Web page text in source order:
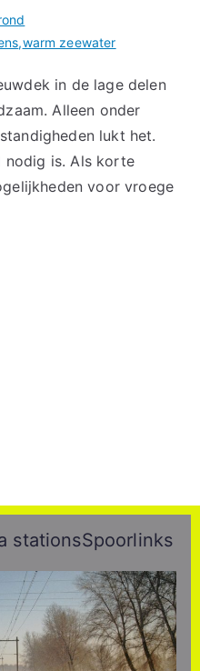
,warm zeewater
in de lage delen
Alleen onder
lukt het.
nodig is. Als korte
voor vroege
stationsSpoorlinks